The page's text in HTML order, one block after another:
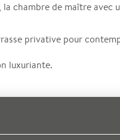
chambre de maître
privative pour
luxuriante.